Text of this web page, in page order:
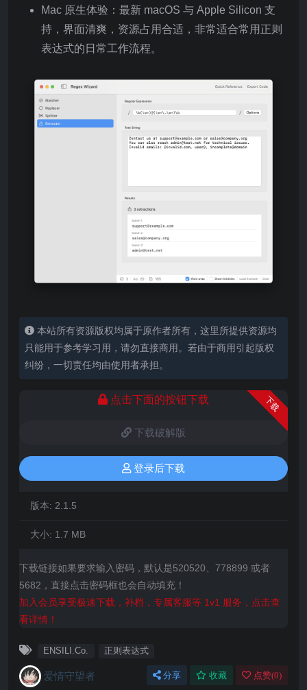
Mac 原生体验：最新 macOS 与 Apple Silicon 支
持，界面清爽，资源占用合适，非常适合常用正则
表达式的日常工作流程。
本站所有资源版权均属于原作者所有，这里所提供资源均
只能用于参考学习用，请勿直接商用。若由于商用引起版权
纠纷，一切责任均由使用者承担。
下载
点击下面的按钮下载
下载破解版
登录后下载
版本: 2.1.5
大小: 1.7 MB
下载链接如果要求输入密码，默认是520520、778899 或者
5682，直接点击密码框也会自动填充！
加入会员享受极速下载，补档，专属客服等 1v1 服务，点击查
看详情！
ENSILI.Co. 正则表达式
爱情守望者 分享 收藏 点赞(0)